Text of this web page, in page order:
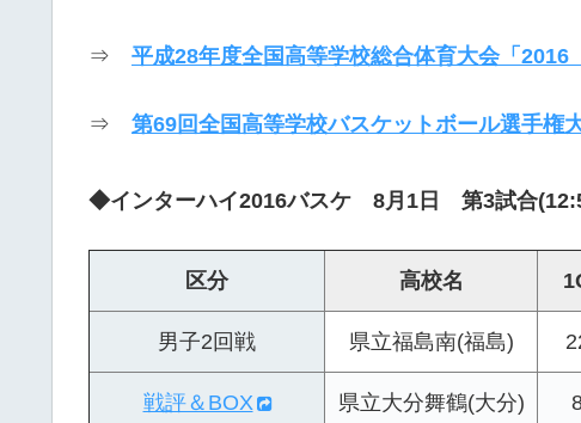
⇒ 平成28年度全国高等学校総合体育大会「
⇒ 第69回全国高等学校バスケットボール選手
◆インターハイ2016バスケ 8月1日 第3試合
区分 高校名
男子2回戦 県立福島南(福島)
戦評＆BOX 県立大分舞鶴(大分)